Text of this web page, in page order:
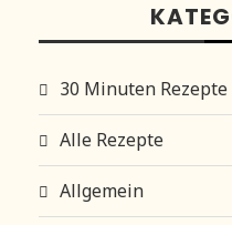
30 Minuten Rezepte
Alle Rezepte
Allgemein